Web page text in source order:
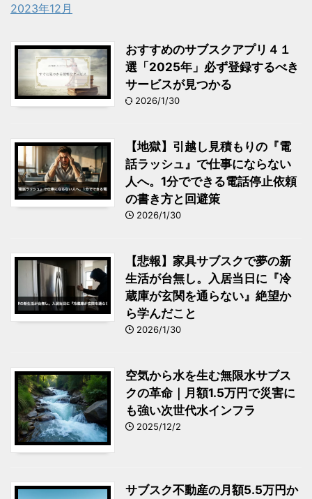
2023年12月
おすすめのサブスクアプリ４１
選「2025年」必ず登録するべき
サービスが見つかる
2026/1/30
【地獄】引越し見積もりの『電
話ラッシュ』で仕事にならない
人へ。1分でできる電話停止依頼
の書き方と回避策
2026/1/30
【悲報】家具サブスクで夢の新
生活が台無し。入居当日に『冷
蔵庫が玄関を通らない』絶望か
ら学んだこと
2026/1/30
空気から水を生む無限水サブス
クの革命｜月額1.5万円で災害に
も強い次世代水インフラ
2025/12/2
サブスク不動産の月額5.5万円か